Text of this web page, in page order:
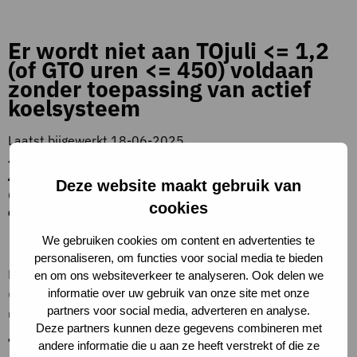
Deze website maakt gebruik van
cookies
We gebruiken cookies om content en advertenties te
personaliseren, om functies voor social media te bieden
en om ons websiteverkeer te analyseren. Ook delen we
informatie over uw gebruik van onze site met onze
partners voor social media, adverteren en analyse.
Deze partners kunnen deze gegevens combineren met
andere informatie die u aan ze heeft verstrekt of die ze
Er wordt niet aan TOjuli <= 1,2
(of GTO uren <= 450) voldaan
zonder toepassing van actief
koelsysteem
Laatst bijgewerkt 18-06-2025
3. Gezondheid > 3.3 Thermisch comfort> 3.3.3
Zomercomfort (TOjuli) > Er wordt niet aan TOjuli <= 1,2
(of GTO uren <= 450) voldaan zonder toepassing van
actief koelsysteem
Beschrijving criteria
Het TOjuli getal voldoet aan de omgevingsregeling ieis
(maximaal 1,2). Dit komt ongeveer overeen met 450 GTO
uren berekend conform bijlage XVI omgevingsregeling.
Toelichting op criteria